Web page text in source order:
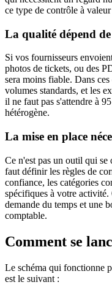
ce type de contrôle à
La qualité dépend
Si vos fournisseurs
photos de tickets, ou des
sera moins fiable. Dans
volumes standards, et les
il ne faut pas s'attendre à
hétérogène.
La mise en place
Ce n'est pas un outil qui
faut définir les règles de
confiance, les catégories
spécifiques à votre
demande du temps et une
comptable.
Comment se
Le schéma qui fonctionne
est le suivant :